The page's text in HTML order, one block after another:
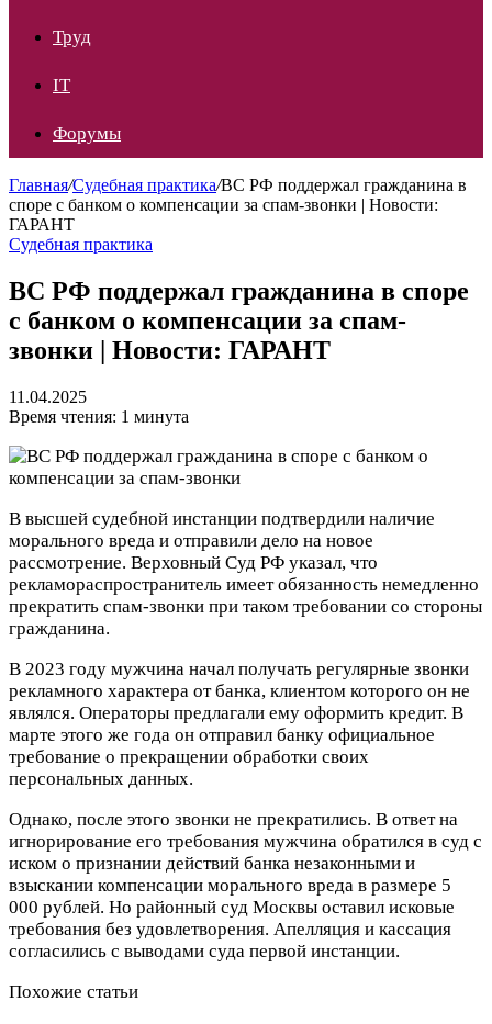
Труд
IT
Форумы
Главная/Судебная практика/ВС РФ поддержал гражданина в
споре с банком о компенсации за спам-звонки | Новости:
ГАРАНТ
Судебная практика
ВС РФ поддержал гражданина в споре
с банком о компенсации за спам-
звонки | Новости: ГАРАНТ
11.04.2025
Время чтения: 1 минута
В высшей судебной инстанции подтвердили наличие
морального вреда и отправили дело на новое
рассмотрение. Верховный Суд РФ указал, что
рекламораспространитель имеет обязанность немедленно
прекратить спам-звонки при таком требовании со стороны
гражданина.
В 2023 году мужчина начал получать регулярные звонки
рекламного характера от банка, клиентом которого он не
являлся. Операторы предлагали ему оформить кредит. В
марте этого же года он отправил банку официальное
требование о прекращении обработки своих
персональных данных.
Однако, после этого звонки не прекратились. В ответ на
игнорирование его требования мужчина обратился в суд с
иском о признании действий банка незаконными и
взыскании компенсации морального вреда в размере 5
000 рублей. Но районный суд Москвы оставил исковые
требования без удовлетворения. Апелляция и кассация
согласились с выводами суда первой инстанции.
Похожие статьи